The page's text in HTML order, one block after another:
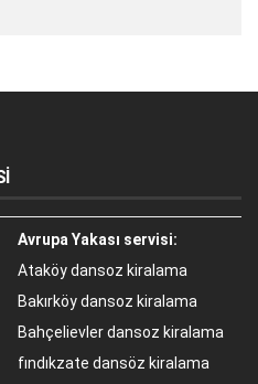
Avrupa Yakası servisi:
Ataköy dansoz kiralama
Bakırköy dansoz kiralama
Bahçelievler dansoz kiralama
fındıkzate dansöz kiralama